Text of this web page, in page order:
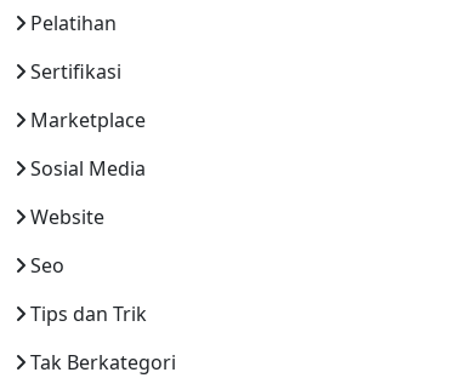
Pelatihan
Sertifikasi
Marketplace
Sosial Media
Website
Seo
Tips dan Trik
Tak Berkategori